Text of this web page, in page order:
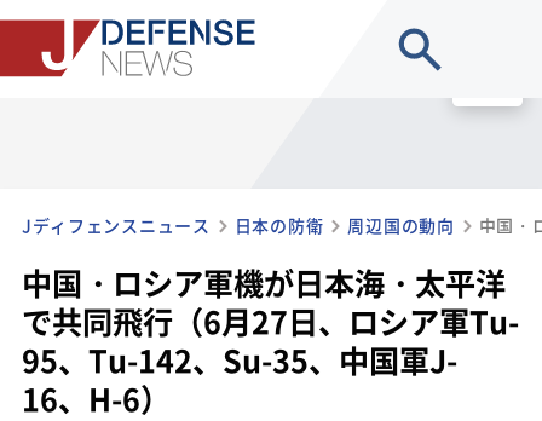
Jディフェンスニュース 日本の防衛 周辺国の動向
中国・ロシア軍機が日本海・太平洋
で共同飛行（6月27日、ロシア軍Tu-
95、Tu-142、Su-35、中国軍J-
16、H-6）